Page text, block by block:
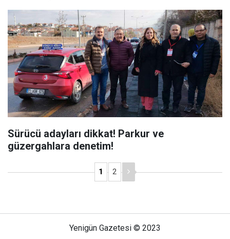
Sürücü adayları dikkat! Parkur ve
güzergahlara denetim!
1 2
Yenigün Gazetesi © 2023